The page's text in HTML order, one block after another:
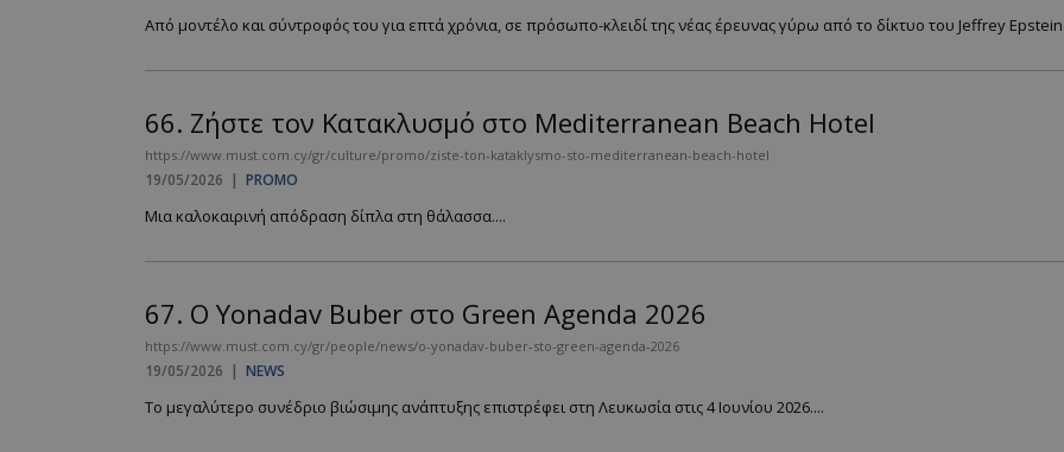
Από μοντέλο και σύντροφός του για επτά χρόνια, σε πρόσωπο-κλειδί της νέας έρευνας γύρω από το δίκτυο του Jeffrey
66. Ζήστε τον Κατακλυσμό στο Mediterranean Beach Hotel
https://www.must.com.cy/gr/culture/promo/ziste-ton-kataklysmo-sto-mediterranean-beach-hotel
19/05/2026 | PROMO
Μια καλοκαιρινή απόδραση δίπλα στη θάλασσα....
67. Ο Yonadav Buber στο Green Agenda 2026
https://www.must.com.cy/gr/people/news/o-yonadav-buber-sto-green-agenda-2026
19/05/2026 | NEWS
Το μεγαλύτερο συνέδριο βιώσιμης ανάπτυξης επιστρέφει στη Λευκωσία στις 4 Ιουνίου 2026....